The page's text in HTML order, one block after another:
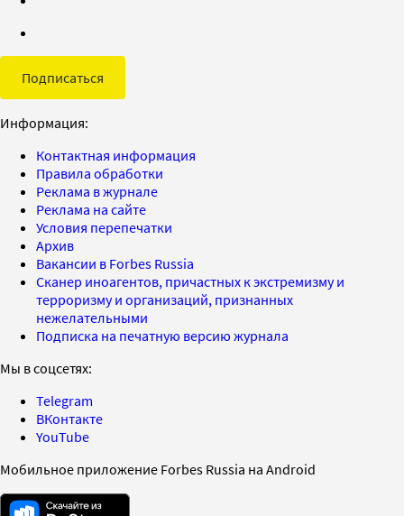
Подписаться
Информация:
Контактная информация
Правила обработки
Реклама в журнале
Реклама на сайте
Условия перепечатки
Архив
Вакансии в Forbes Russia
Сканер иноагентов, причастных к экстремизму и
терроризму и организаций, признанных
нежелательными
Подписка на печатную версию журнала
Мы в соцсетях:
Telegram
ВКонтакте
YouTube
Мобильное приложение Forbes Russia на Android